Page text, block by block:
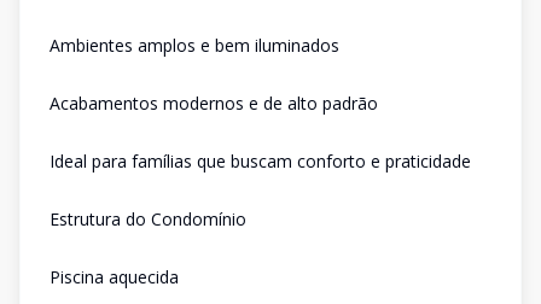
Ambientes amplos e bem iluminados
Acabamentos modernos e de alto padrão
Ideal para famílias que buscam conforto e praticidade
Estrutura do Condomínio
Piscina aquecida